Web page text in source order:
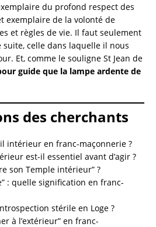
du profond respect des
exemplaire de la volonté de
et règles de vie. Il faut seulement
suite, celle dans laquelle il nous
Et, comme le souligne St Jean de
guide que la lampe ardente de
des cherchants
intérieur en franc-maçonnerie ?
est-il essentiel avant d’agir ?
son Temple intérieur” ?
: quelle signification en franc-
stérile en Loge ?
à l’extérieur” en franc-